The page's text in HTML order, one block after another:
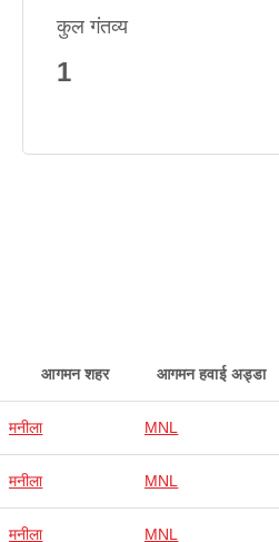
कुल गंतव्य
1
आगमन शहर आगमन हवाई अड्डा
मनीला MNL
मनीला MNL
मनीला MNL